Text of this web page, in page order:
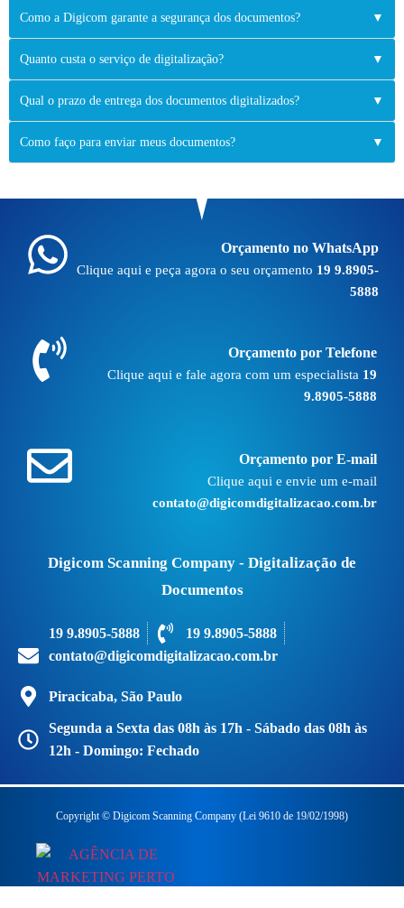
Como a Digicom garante a segurança dos documentos? ▼
Quanto custa o serviço de digitalização? ▼
Qual o prazo de entrega dos documentos digitalizados? ▼
Como faço para enviar meus documentos? ▼
Orçamento no WhatsApp
Clique aqui e peça agora o seu orçamento 19 9.8905-
5888
Orçamento por Telefone
Clique aqui e fale agora com um especialista 19
9.8905-5888
Orçamento por E-mail
Clique aqui e envie um e-mail
contato@digicomdigitalizacao.com.br
Digicom Scanning Company - Digitalização de
Documentos
19 9.8905-5888
19 9.8905-5888
contato@digicomdigitalizacao.com.br
Piracicaba, São Paulo
Segunda a Sexta das 08h às 17h - Sábado das 08h às
12h - Domingo: Fechado
Copyright © Digicom Scanning Company (Lei 9610 de 19/02/1998)